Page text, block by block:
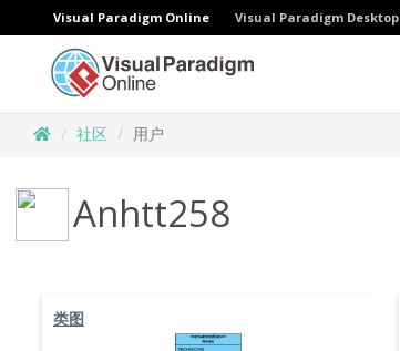
Visual Paradigm Online Visual Paradigm Desktop
社区 用户
Anhtt258
类图